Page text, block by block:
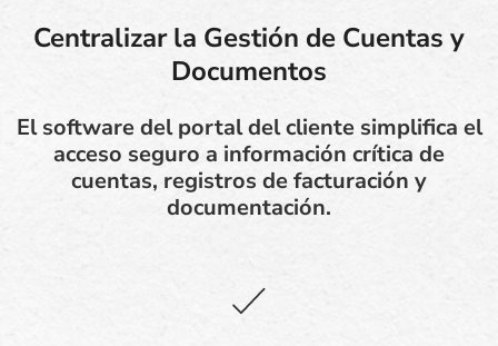
Centralizar la Gestión de Cuentas y
Documentos
El software del portal del cliente simplifica el
acceso seguro a información crítica de
cuentas, registros de facturación y
documentación.